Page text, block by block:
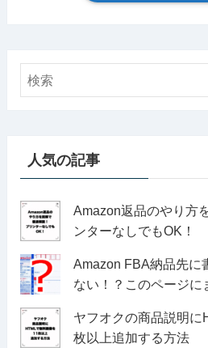
人気の記事
Amazon返品のやり方
ンターなしでもOK！
Amazon FBA納品先に
ない！？このページに
ヤフオクの商品説明に
枚以上追加する方法